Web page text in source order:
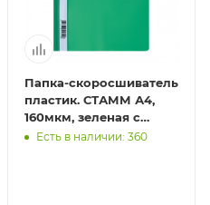
Папка-скоросшиватель
пластик. СТАММ А4,
160мкм, зеленая с
прозр. верхом
Есть в наличии: 360